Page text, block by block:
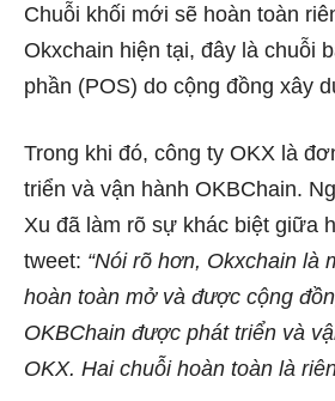
Chuỗi khối mới sẽ hoàn toàn
Okxchain hiện tại, đây là chuỗi
phần (POS) do cộng đồng xây
Trong khi đó, công ty OKX là
triển và vận hành OKBChain.
Xu đã làm rõ sự khác biệt giữa
tweet: “Nói rõ hơn, Okxchain là
hoàn toàn mở và được cộng
OKBChain được phát triển và
OKX. Hai chuỗi hoàn toàn là